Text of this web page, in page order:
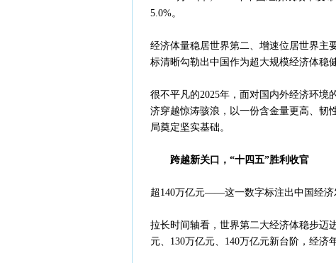
5.0%。
经济体量稳居世界第二、增速位居世界
标清晰勾勒出中国作为超大规模经济体稳
很不平凡的2025年，面对国内外经济环
济穿越惊涛骇浪，以一份含金量更高、韧
局奠定坚实基础。
跨越新关口，“十四五”胜利收官
超140万亿元——这一数字标注出中国经济
拉长时间轴看，世界第二大经济体稳步迈
元、130万亿元、140万亿元新台阶，经济